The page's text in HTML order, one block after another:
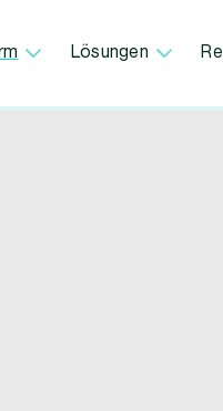
Lösungen